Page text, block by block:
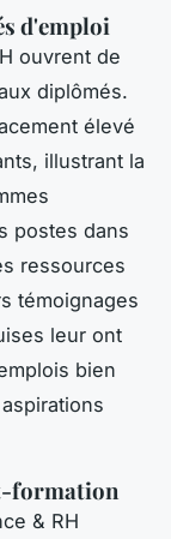
d'emploi
ouvrent de
diplômés.
élevé
illustrant la
postes dans
ressources
témoignages
leur ont
bien
formation
& RH